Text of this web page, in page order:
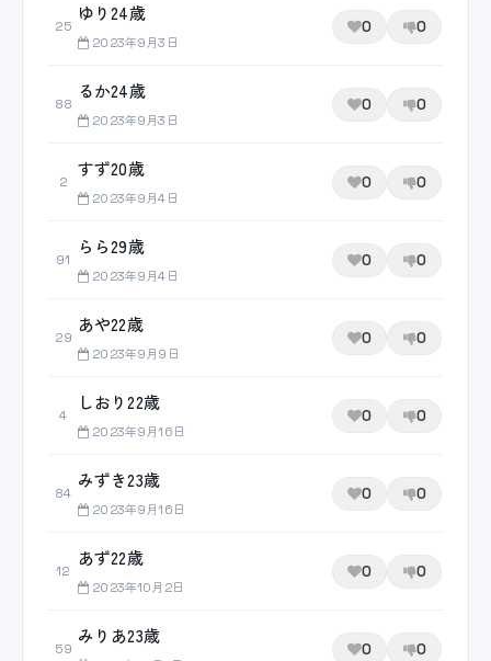
25
ゆり24歳
2023年9月3日
0 0
88
るか24歳
2023年9月3日
0 0
2
すず20歳
2023年9月4日
0 0
91
らら29歳
2023年9月4日
0 0
29
あや22歳
2023年9月9日
0 0
4
しおり22歳
2023年9月16日
0 0
84
みずき23歳
2023年9月16日
0 0
12
あず22歳
2023年10月2日
0 0
59
みりあ23歳
0 0